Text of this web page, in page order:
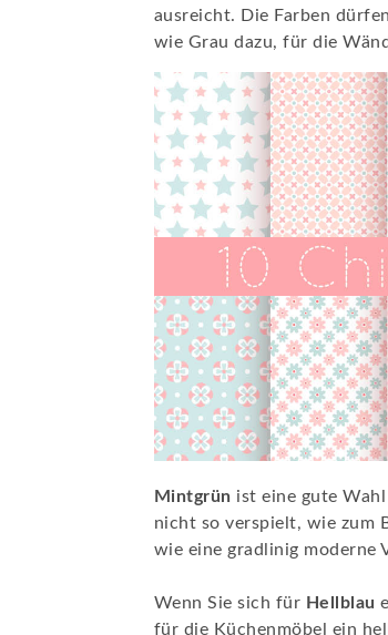
ausreicht. Die Farben
wie Grau dazu, für die
Mintgrün ist eine gute
nicht so verspielt, wie zum
wie eine gradlinig moderne
Wenn Sie sich für Hellblau
für die Küchenmöbel ein